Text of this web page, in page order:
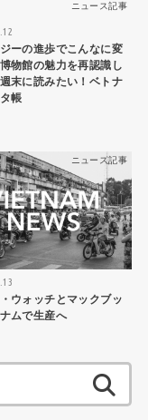
ニュース記事
ーの進歩でこんなに変
物館の魅力を再認識し
末に読みたい！ベトナ
帳
ニュース記事
ウォッチとマックブッ
ムで生産へ